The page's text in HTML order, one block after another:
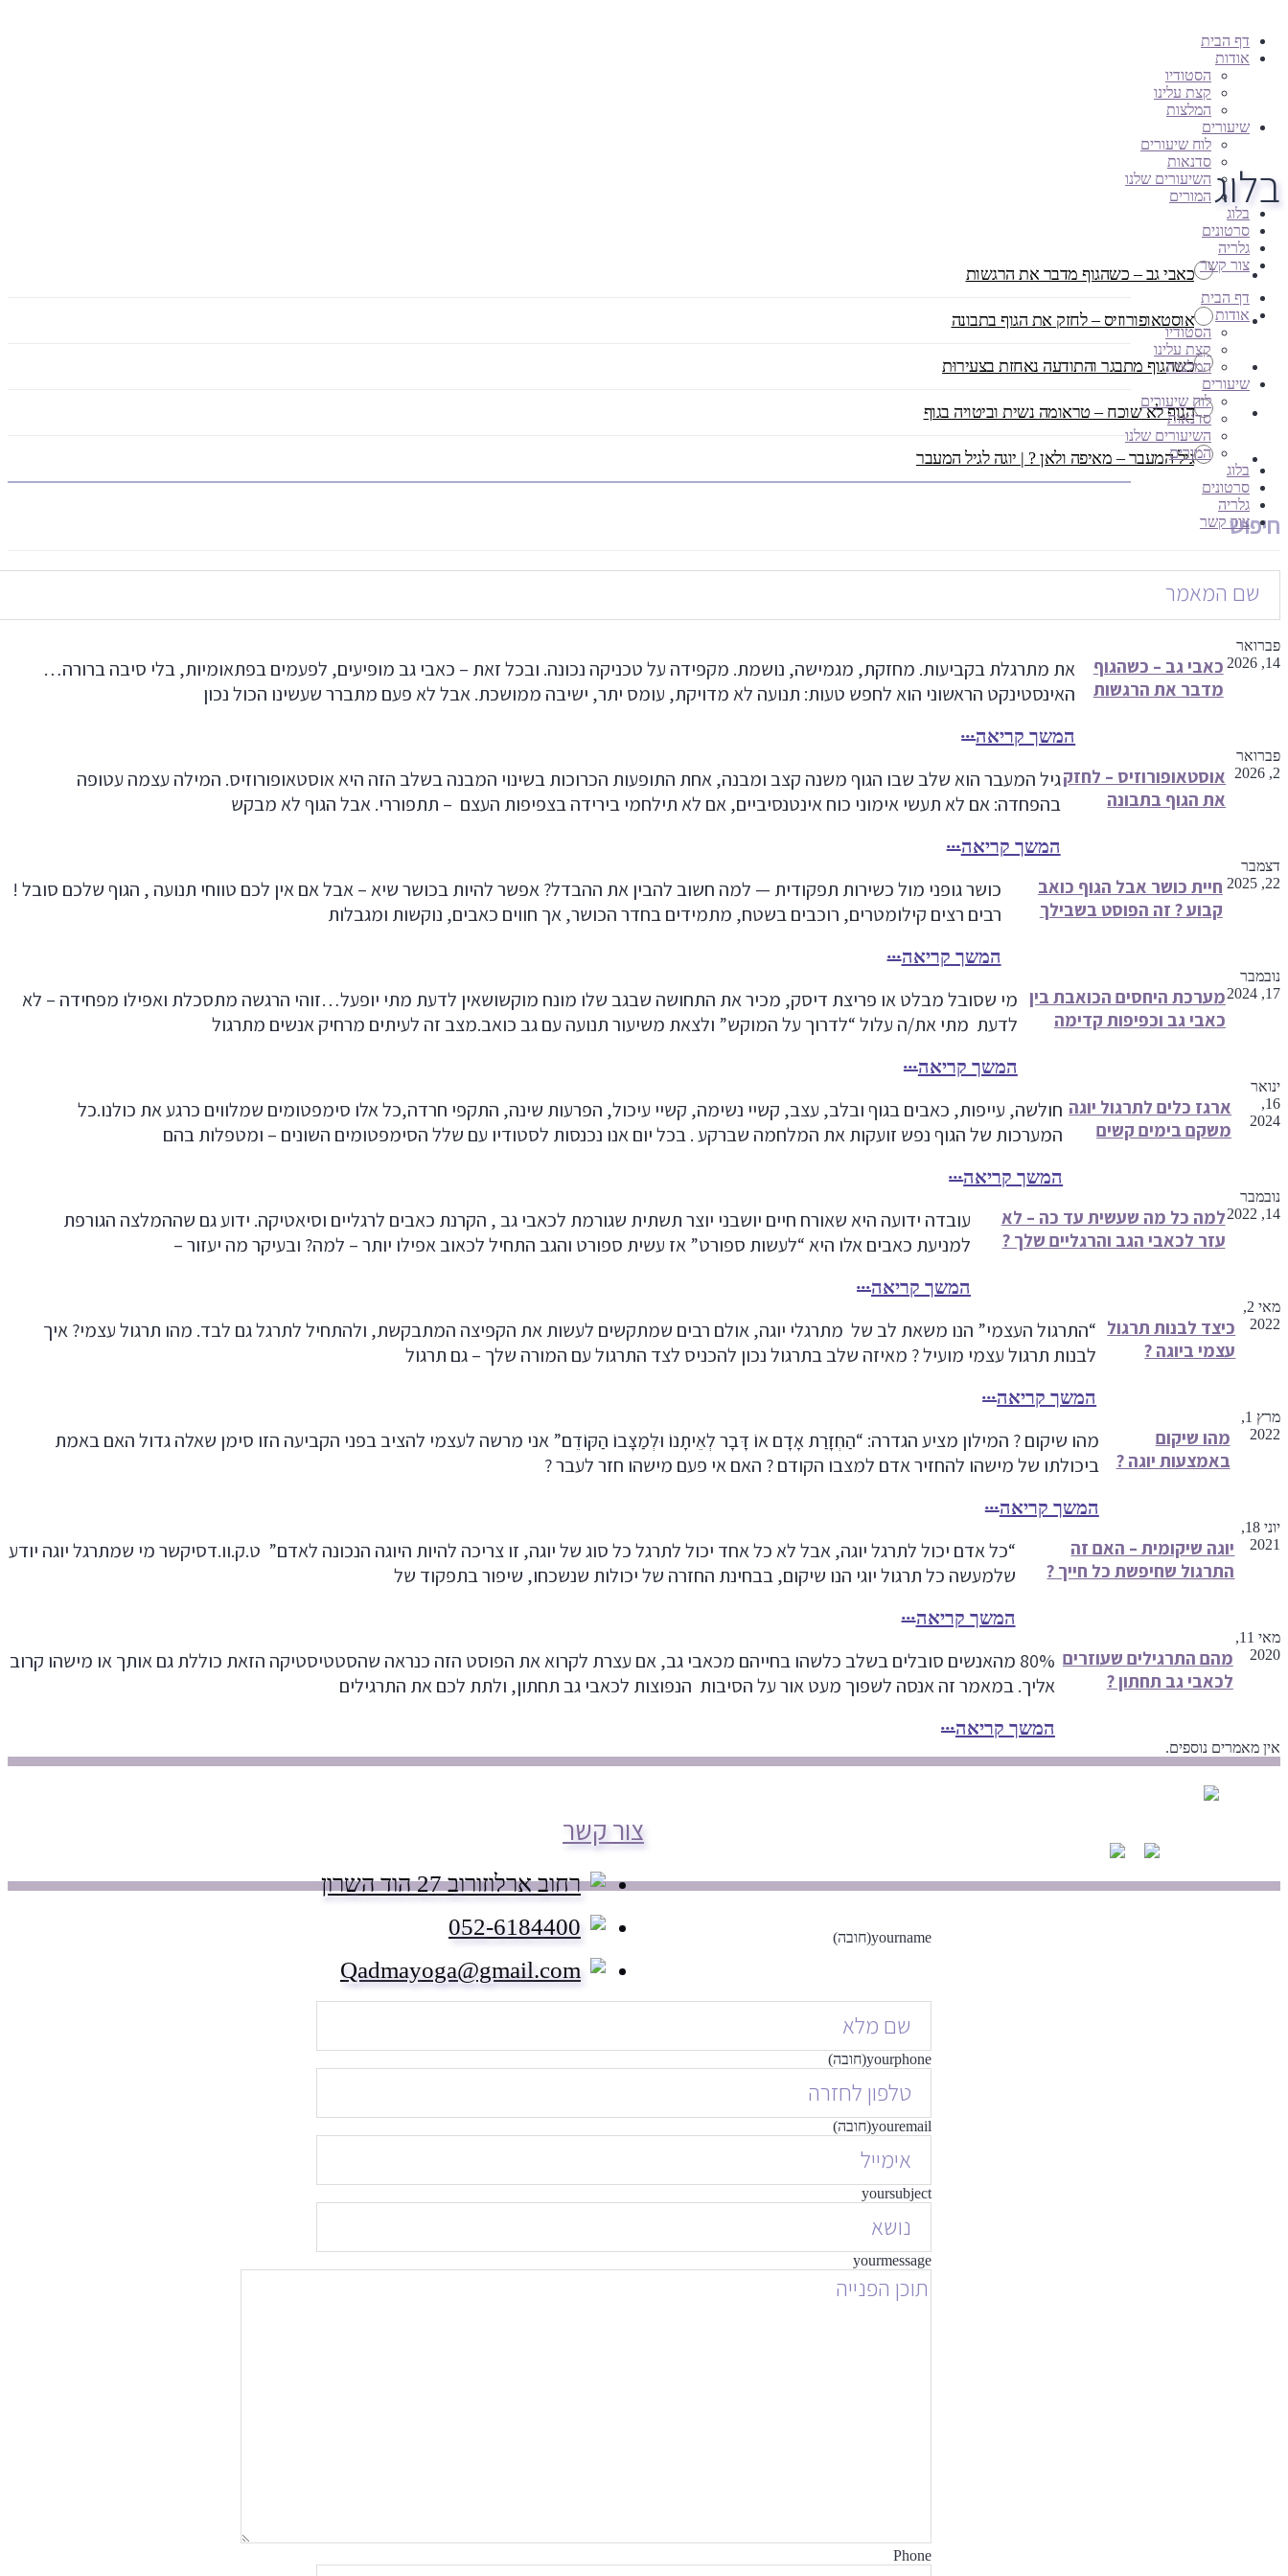
דף הבית
אודות
הסטודיו
קצת עלינו
המלצות
שיעורים
לוח שיעורים
סדנאות
השיעורים שלנו
המורים
בלוג
סרטונים
גלריה
צור קשר
דף הבית
אודות
הסטודיו
קצת עלינו
המלצות
שיעורים
לוח שיעורים
סדנאות
השיעורים שלנו
המורים
בלוג
סרטונים
גלריה
צור קשר
בלוג
כאבי גב – כשהגוף מדבר את הרגשות
אוסטאופורוזיס – לחזק את הגוף בתבונה
כשהגוף מתבגר והתודעה נאחזת בצעירוּת
הגוף לא שוכח – טראומה נשית וביטויה בגוף
גיל המעבר – מאיפה ולאן ? | יוגה לגיל המעבר
חיפוש
כאבי גב – כשהגוף
מדבר את הרגשות
פברואר
14, 2026
את מתרגלת בקביעות. מחזקת, מגמישה, נושמת. מקפידה על טכניקה נכונה. ובכל זאת – כאבי גב מופיעים, לפעמים בפתאומיות, בלי סיבה ברורה…
האינסטינקט הראשוני הוא לחפש טעות: תנועה לא מדויקת, עומס יתר, ישיבה ממושכת. אבל לא פעם מתברר שעשינו הכול נכון
המשך קריאה
אוסטאופורוזיס – לחזק
את הגוף בתבונה
פברואר
2, 2026
גיל המעבר הוא שלב שבו הגוף משנה קצב ומבנה, אחת התופעות הכרוכות בשינוי המבנה בשלב הזה היא אוסטאופורוזיס. המילה עצמה עטופה
בהפחדה: אם לא תעשי אימוני כוח אינטנסיביים, אם לא תילחמי בירידה בצפיפות העצם – תתפוררי. אבל הגוף לא מבקש
המשך קריאה
חיית כושר אבל הגוף כואב
קבוע ? זה הפוסט בשבילך
דצמבר
22, 2025
כושר גופני מול כשירות תפקודית — למה חשוב להבין את ההבדל? אפשר להיות בכושר שיא – אבל אם אין לכם טווחי תנועה , הגוף שלכם סובל !
רבים רצים קילומטרים, רוכבים בשטח, מתמידים בחדר הכושר, אך חווים כאבים, נוקשות ומגבלות
המשך קריאה
מערכת היחסים הכואבת בין
כאבי גב וכפיפות קדימה
נובמבר
17, 2024
מי שסובל מבלט או פריצת דיסק, מכיר את התחושה שבגב שלו מונח מוקשושאין לדעת מתי יופעל…זוהי הרגשה מתסכלת ואפילו מפחידה – לא
לדעת מתי את/ה עלול “לדרוך על המוקש” ולצאת משיעור תנועה עם גב כואב.מצב זה לעיתים מרחיק אנשים מתרגול
המשך קריאה
ארגז כלים לתרגול יוגה
משקם בימים קשים
ינואר
16,
2024
חולשה, עייפות, כאבים בגוף ובלב, עצב, קשיי נשימה, קשיי עיכול, הפרעות שינה, התקפי חרדה,כל אלו סימפטומים שמלווים כרגע את כולנו.כל
המערכות של הגוף נפש זועקות את המלחמה שברקע . בכל יום אנו נכנסות לסטודיו עם שלל הסימפטומים השונים – ומטפלות בהם
המשך קריאה
למה כל מה שעשית עד כה – לא
עזר לכאבי הגב והרגליים שלך ?
נובמבר
14, 2022
עובדה ידועה היא שאורח חיים יושבני יוצר תשתית שגורמת לכאבי גב , הקרנת כאבים לרגליים וסיאטיקה. ידוע גם שההמלצה הגורפת
למניעת כאבים אלו היא “לעשות ספורט” אז עשית ספורט והגב התחיל לכאוב אפילו יותר – למה? ובעיקר מה יעזור –
המשך קריאה
כיצד לבנות תרגול
עצמי ביוגה ?
מאי 2,
2022
“התרגול העצמי” הנו משאת לב של מתרגלי יוגה, אולם רבים שמתקשים לעשות את הקפיצה המתבקשת, ולהתחיל לתרגל גם לבד. מהו תרגול עצמי? איך
לבנות תרגול עצמי מועיל ? מאיזה שלב בתרגול נכון להכניס לצד התרגול עם המורה שלך – גם תרגול
המשך קריאה
מהו שיקום
באמצעות יוגה ?
מרץ 1,
2022
מהו שיקום ? המילון מציע הגדרה: “הַחְזָרַת אָדָם אוֹ דָּבָר לְאֵיתָנוֹ וּלְמַצָּבוֹ הַקּוֹדֵם” אני מרשה לעצמי להציב בפני הקביעה הזו סימן שאלה גדול האם באמת
ביכולתו של מישהו להחזיר אדם למצבו הקודם ? האם אי פעם מישהו חזר לעבר ?
המשך קריאה
יוגה שיקומית – האם זה
התרגול שחיפשת כל חייך ?
יוני 18,
2021
“כל אדם יכול לתרגל יוגה, אבל לא כל אחד יכול לתרגל כל סוג של יוגה, זו צריכה להיות היוגה הנכונה לאדם” ט.ק.וו.דסיקשר מי שמתרגל יוגה יודע
שלמעשה כל תרגול יוגי הנו שיקום, בבחינת החזרה של יכולות שנשכחו, שיפור בתפקוד של
המשך קריאה
מהם התרגילים שעוזרים
לכאבי גב תחתון ?
מאי 11,
2020
80% מהאנשים סובלים בשלב כלשהו בחייהם מכאבי גב, אם עצרת לקרוא את הפוסט הזה כנראה שהסטטיסטיקה הזאת כוללת גם אותך או מישהו קרוב
אליך. במאמר זה אנסה לשפוך מעט אור על הסיבות הנפוצות לכאבי גב תחתון, ולתת לכם את התרגילים
המשך קריאה
אין מאמרים נוספים.
צור קשר
רחוב ארלוזורוב 27 הוד השרון
052-6184400
Qadmayoga@gmail.com
yourname(חובה)
yourphone(חובה)
youremail(חובה)
yoursubject
yourmessage
Phone